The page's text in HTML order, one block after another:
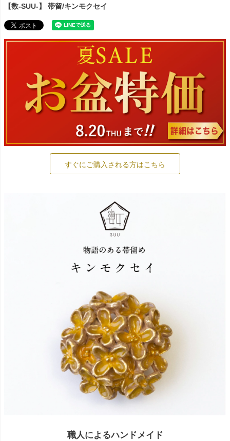
【数-SUU-】 帯留/キンモクセイ
すぐにご購入される方はこちら
職人によるハンドメイド